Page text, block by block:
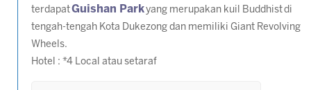
terdapatGuishan Parkyang merupakan kuil Buddhist di
tengah-tengah Kota Dukezong dan memiliki Giant Revolving
Wheels.
Hotel : *4 Local atau setaraf